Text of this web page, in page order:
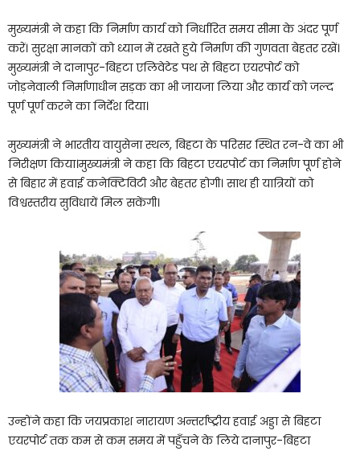
मुख्यमंत्री ने कहा कि निर्माण कार्य को निर्धारित समय सीमा के अंदर पूर्ण
करें। सुरक्षा मानकों को ध्यान में रखते हुये निर्माण की गुणवता बेहतर रखें।
मुख्यमंत्री ने दानापुर-बिहटा एलिवेटेड पथ से बिहटा एयरपोर्ट को
जोड़नेवाली निर्माणाधीन सड़क का भी जायजा लिया और कार्य को जल्द
पूर्ण पूर्ण करने का निर्देश दिया।
मुख्यमंत्री ने भारतीय वायुसेना स्थल, बिहटा के परिसर स्थित रन-वे का भी
निरीक्षण किया।मुख्यमंत्री ने कहा कि बिहटा एयरपोर्ट का निर्माण पूर्ण होने
से बिहार में हवाई कनेक्टिविटी और बेहतर होगी। साथ ही यात्रियों को
विश्वस्तरीय सुविधायें मिल सकेंगी।
उन्होंने कहा कि जयप्रकाश नारायण अन्तर्राष्ट्रीय हवाई अड्डा से बिहटा
एयरपोर्ट तक कम से कम समय में पहुँचने के लिये दानापुर-बिहटा